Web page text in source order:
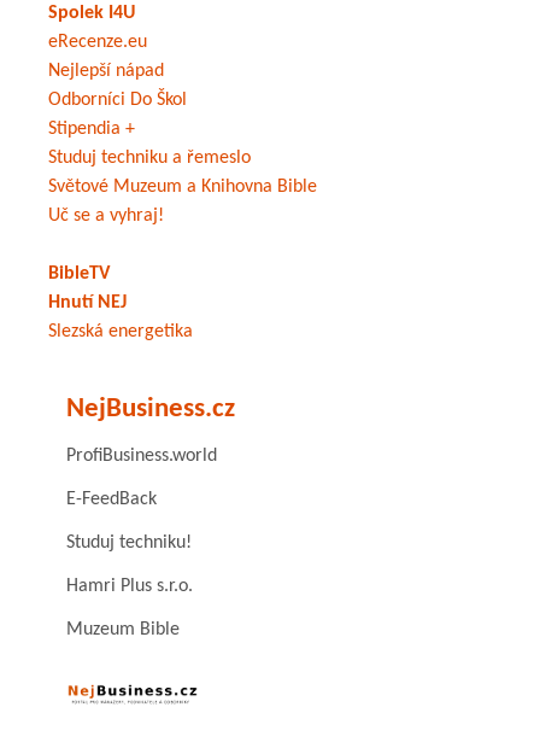
Spolek I4U
eRecenze.eu
Nejlepší nápad
Odborníci Do Škol
Stipendia +
Studuj techniku a řemeslo
Světové Muzeum a Knihovna Bible
Uč se a vyhraj!
BibleTV
Hnutí NEJ
Slezská energetika
NejBusiness.cz
ProfiBusiness.world
E-FeedBack
Studuj techniku!
Hamri Plus s.r.o.
Muzeum Bible